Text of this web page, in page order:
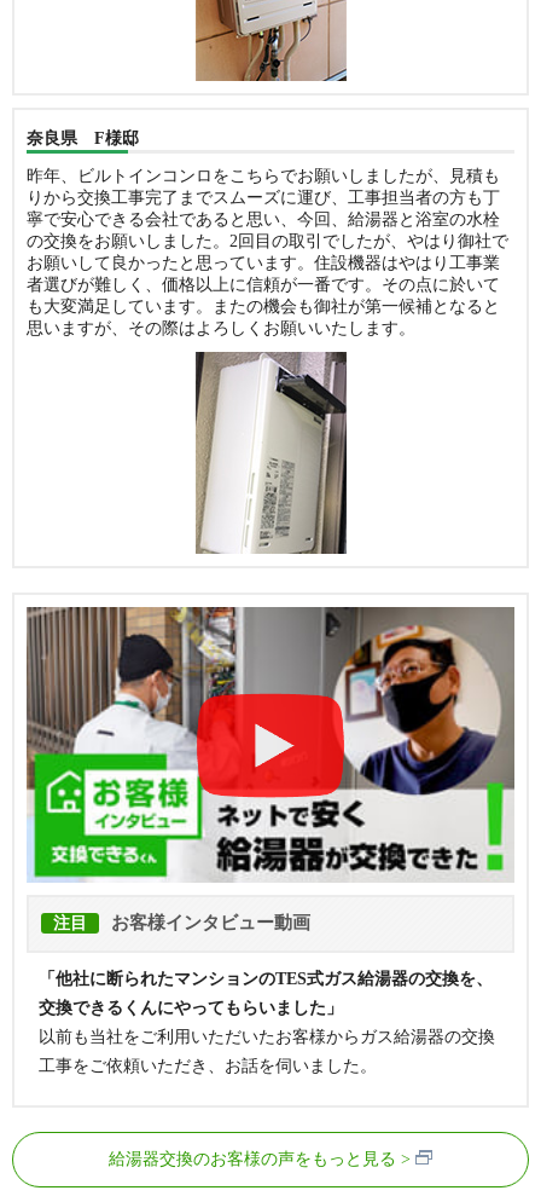
奈良県 F様邸
昨年、ビルトインコンロをこちらでお願いしましたが、見積も
りから交換工事完了までスムーズに運び、工事担当者の方も丁
寧で安心できる会社であると思い、今回、給湯器と浴室の水栓
の交換をお願いしました。2回目の取引でしたが、やはり御社で
お願いして良かったと思っています。住設機器はやはり工事業
者選びが難しく、価格以上に信頼が一番です。その点に於いて
も大変満足しています。またの機会も御社が第一候補となると
思いますが、その際はよろしくお願いいたします。
注目 お客様インタビュー動画
「他社に断られたマンションのTES式ガス給湯器の交換を、
交換できるくんにやってもらいました」
以前も当社をご利用いただいたお客様からガス給湯器の交換
工事をご依頼いただき、お話を伺いました。
給湯器交換のお客様の声をもっと見る